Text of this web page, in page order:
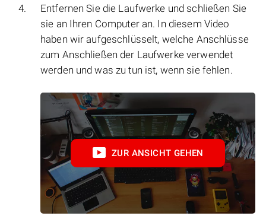
Entfernen Sie die Laufwerke und schließen Sie
sie an Ihren Computer an. In diesem Video
haben wir aufgeschlüsselt, welche Anschlüsse
zum Anschließen der Laufwerke verwendet
werden und was zu tun ist, wenn sie fehlen.
ZUR ANSICHT GEHEN